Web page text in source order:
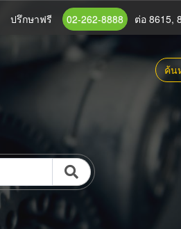
ปรึกษาฟรี 02-262-8888 ต่อ 8615,
ค้น